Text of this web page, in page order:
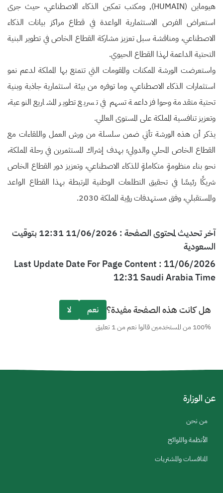
هيوماين (HUMAIN), ومكتب تمكين الذكاء الاصطناعي، حيث جرى
استعراض الفرص الاستثمارية الواعدة في قطاع مراكز بيانات الذكاء
الاصطناعي، ومناقشة سبل تعزيز مشاركة القطاع الخاص في تطوير البنية
التحتية الداعمة لهذا القطاع الحيوي.
واستعرضت الورشة الممكنات والمقومات التي تتمتع بها المملكة لدعم نمو
استثمارات الذكاء الاصطناعي، وما توفره من بيئة استثمارية جاذبة وبنية
تحتية متقدمة وحوافز داعمة تسهم في تسريع تطوير المشاريع النوعية،
وتعزيز تنافسية المملكة على المستوى العالمي.
يذكر أن هذه الورشة تأتي ضمن سلسلة من ورش العمل واللقاءات مع
القطاع الخاص المحلي والدولي؛ بهدف إشراك المستثمرين في رحلة المملكة،
نحو بناء منظومةٍ متكاملةٍ للذكاء الاصطناعي، وتعزيز دور القطاع الخاص
شريكًا رئيسًا في تحقيق التطلعات الوطنية المرتبطة بهذا القطاع الواعد
والمستقبلي، وفق مستهدفات رؤية المملكة 2030.
آخر تحديث لمحتوى الصفحة : 11/06/2026 12:31 بتوقيت
السعودية
Last Update Date For Page Content : 11/06/2026
12:31 Saudi Arabia Time
هل كانت هذه الصفحة مفيدة؟ نعم لا
100% من المستخدمين قالوا نعم من 1 تعليق
عن الوزارة
من نحن
الأنظمة واللوائح
المنافسات والمشتريات